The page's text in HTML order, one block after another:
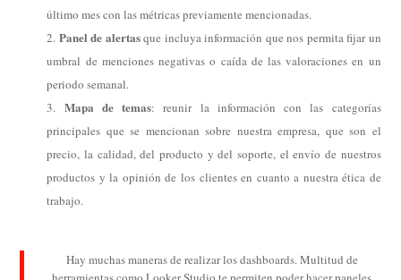
último mes con las métricas previamente mencionadas.
Panel de alertasque incluya información que nos permita fijar un
umbral de menciones negativas o caída de las valoraciones en un
periodo semanal.
Mapa de temas: reunir la información con las categorías
principales que se mencionan sobre nuestra empresa, que son el
precio, la calidad, del producto y del soporte, el envío de nuestros
productos y la opinión de los clientes en cuanto a nuestra ética de
trabajo.
Hay muchas maneras de realizar los dashboards. Multitud de